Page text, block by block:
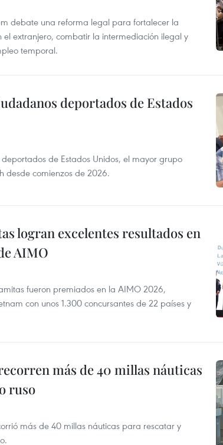
debate una reforma legal para fortalecer la
extranjero, combatir la intermediación ilegal y
temporal.
deportados de Estados
de Estados Unidos, el mayor grupo
desde comienzos de 2026.
logran excelentes resultados en
AIMO
fueron premiados en la AIMO 2026,
con unos 1.300 concursantes de 22 países y
más de 40 millas náuticas
ruso
más de 40 millas náuticas para rescatar y